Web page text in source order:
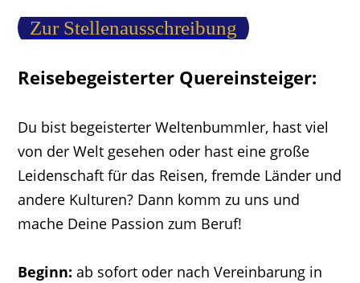
Zur Stellenausschreibung
Reisebegeisterter Quereinsteiger:
Du bist begeisterter Weltenbummler, hast viel
von der Welt gesehen oder hast eine große
Leidenschaft für das Reisen, fremde Länder und
andere Kulturen? Dann komm zu uns und
mache Deine Passion zum Beruf!
Beginn: ab sofort oder nach Vereinbarung in